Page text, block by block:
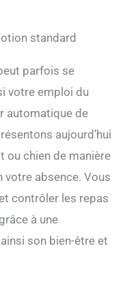
parfois se
votre emploi du
automatique de
aujourd’hui
ou chien de manière
votre absence. Vous
contrôler les repas
à une
son bien-être et